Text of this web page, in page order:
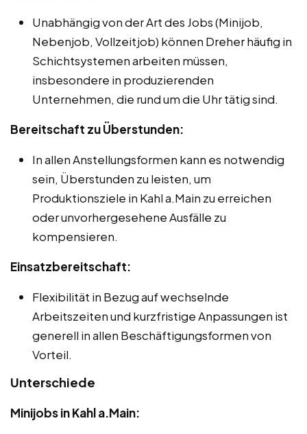
Unabhängig von der Art des Jobs (Minijob,
Nebenjob, Vollzeitjob) können Dreher häufig in
Schichtsystemen arbeiten müssen,
insbesondere in produzierenden
Unternehmen, die rund um die Uhr tätig sind.
Bereitschaft zu Überstunden:
In allen Anstellungsformen kann es notwendig
sein, Überstunden zu leisten, um
Produktionsziele in Kahl a.Main zu erreichen
oder unvorhergesehene Ausfälle zu
kompensieren.
Einsatzbereitschaft:
Flexibilität in Bezug auf wechselnde
Arbeitszeiten und kurzfristige Anpassungen ist
generell in allen Beschäftigungsformen von
Vorteil.
Unterschiede
Minijobs in Kahl a.Main: